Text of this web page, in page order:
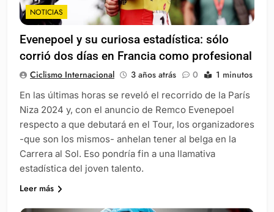
NOTICIAS
Evenepoel y su curiosa estadística: sólo
corrió dos días en Francia como profesional
Ciclismo Internacional 3 años atrás 0 1 minutos
En las últimas horas se reveló el recorrido de la París
Niza 2024 y, con el anuncio de Remco Evenepoel
respecto a que debutará en el Tour, los organizadores
-que son los mismos- anhelan tener al belga en la
Carrera al Sol. Eso pondría fin a una llamativa
estadística del joven talento.
Leer más